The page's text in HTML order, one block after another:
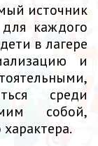
источник
каждого
в лагере
и
среди
собой,